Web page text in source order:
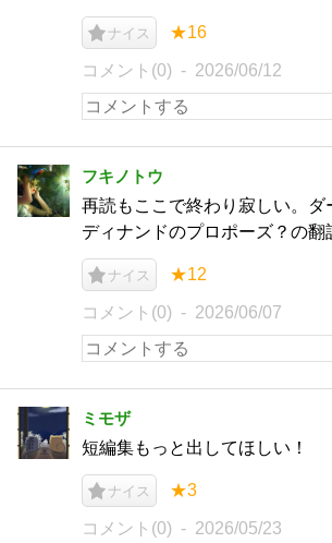
ナイス ★16
コメント(0) 2026/06/12
フキノトウ
再読もここで終わり寂しい。ダ
ディナンドのプロポーズ？の翻
ナイス ★12
コメント(0) 2026/06/07
ミモザ
短編集もっと出してほしい！
ナイス ★3
コメント(0) 2026/05/23